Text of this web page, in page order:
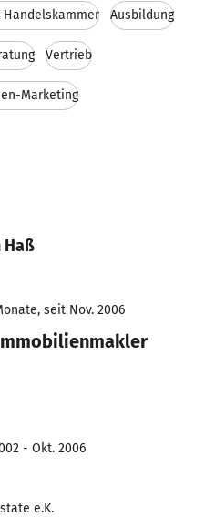
Ausbildung
Vertrieb
Marketing
Haß
seit Nov. 2006
- Okt. 2006
e.K.